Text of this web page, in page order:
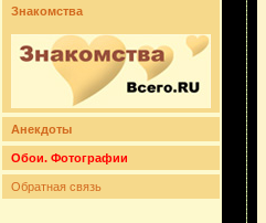
Знакомства
Анекдоты
Обои. Фотографии
Обратная связь